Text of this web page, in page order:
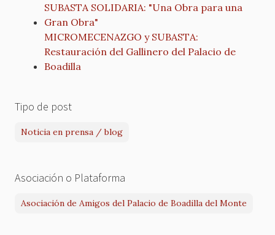
SUBASTA SOLIDARIA: "Una Obra para una
Gran Obra"
MICROMECENAZGO y SUBASTA:
Restauración del Gallinero del Palacio de
Boadilla
Tipo de post
Noticia en prensa / blog
Asociación o Plataforma
Asociación de Amigos del Palacio de Boadilla del Monte